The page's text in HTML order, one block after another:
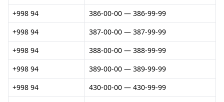
+998 94
386-00-00 — 386-99-99
+998 94
387-00-00 — 387-99-99
+998 94
388-00-00 — 388-99-99
+998 94
389-00-00 — 389-99-99
+998 94
430-00-00 — 430-99-99